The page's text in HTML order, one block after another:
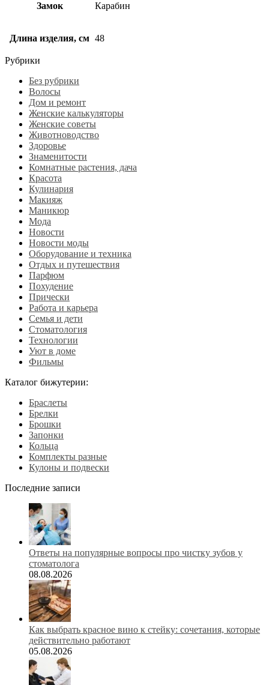
Замок Карабин
Длина изделия, см 48
Рубрики
Без рубрики
Волосы
Дом и ремонт
Женские калькуляторы
Женские советы
Животноводство
Здоровье
Знаменитости
Комнатные растения, дача
Красота
Кулинария
Макияж
Маникюр
Мода
Новости
Новости моды
Оборудование и техника
Отдых и путешествия
Парфюм
Похудение
Прически
Работа и карьера
Семья и дети
Стоматология
Технологии
Уют в доме
Фильмы
Каталог бижутерии:
Браслеты
Брелки
Брошки
Запонки
Кольца
Комплекты разные
Кулоны и подвески
Последние записи
Ответы на популярные вопросы про чистку зубов у
стоматолога
08.08.2026
Как выбрать красное вино к стейку: сочетания, которые
действительно работают
05.08.2026